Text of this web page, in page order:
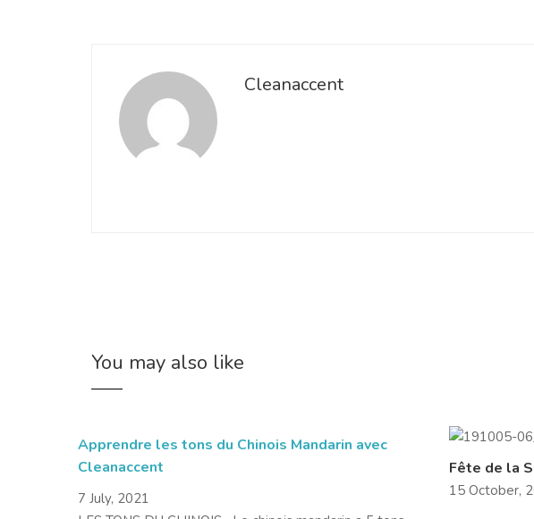
Cleanaccent
You may also like
Apprendre les tons du Chinois Mandarin avec
Cleanaccent
7 July, 2021
Fête de la
15 October,